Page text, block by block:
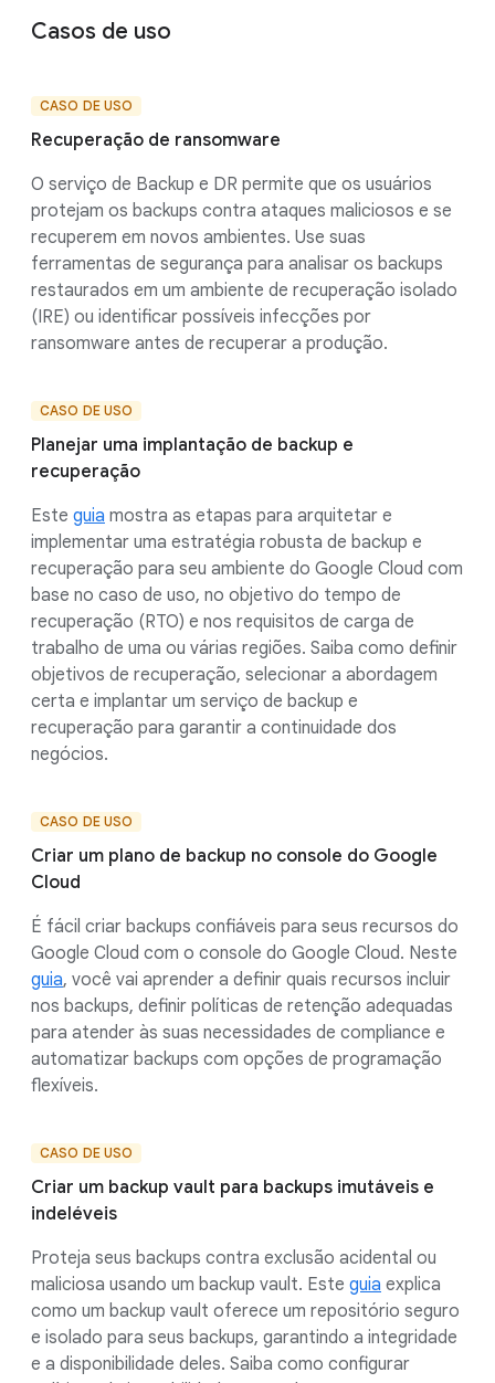
Casos de uso
CASO DE USO
Recuperação de ransomware
O serviço de Backup e DR permite que os usuários
protejam os backups contra ataques maliciosos e se
recuperem em novos ambientes. Use suas
ferramentas de segurança para analisar os backups
restaurados em um ambiente de recuperação isolado
(IRE) ou identificar possíveis infecções por
ransomware antes de recuperar a produção.
CASO DE USO
Planejar uma implantação de backup e
recuperação
Este guia mostra as etapas para arquitetar e
implementar uma estratégia robusta de backup e
recuperação para seu ambiente do Google Cloud com
base no caso de uso, no objetivo do tempo de
recuperação (RTO) e nos requisitos de carga de
trabalho de uma ou várias regiões. Saiba como definir
objetivos de recuperação, selecionar a abordagem
certa e implantar um serviço de backup e
recuperação para garantir a continuidade dos
negócios.
CASO DE USO
Criar um plano de backup no console do Google
Cloud
É fácil criar backups confiáveis para seus recursos do
Google Cloud com o console do Google Cloud. Neste
guia, você vai aprender a definir quais recursos incluir
nos backups, definir políticas de retenção adequadas
para atender às suas necessidades de compliance e
automatizar backups com opções de programação
flexíveis.
CASO DE USO
Criar um backup vault para backups imutáveis e
indeléveis
Proteja seus backups contra exclusão acidental ou
maliciosa usando um backup vault. Este guia explica
como um backup vault oferece um repositório seguro
e isolado para seus backups, garantindo a integridade
e a disponibilidade deles. Saiba como configurar